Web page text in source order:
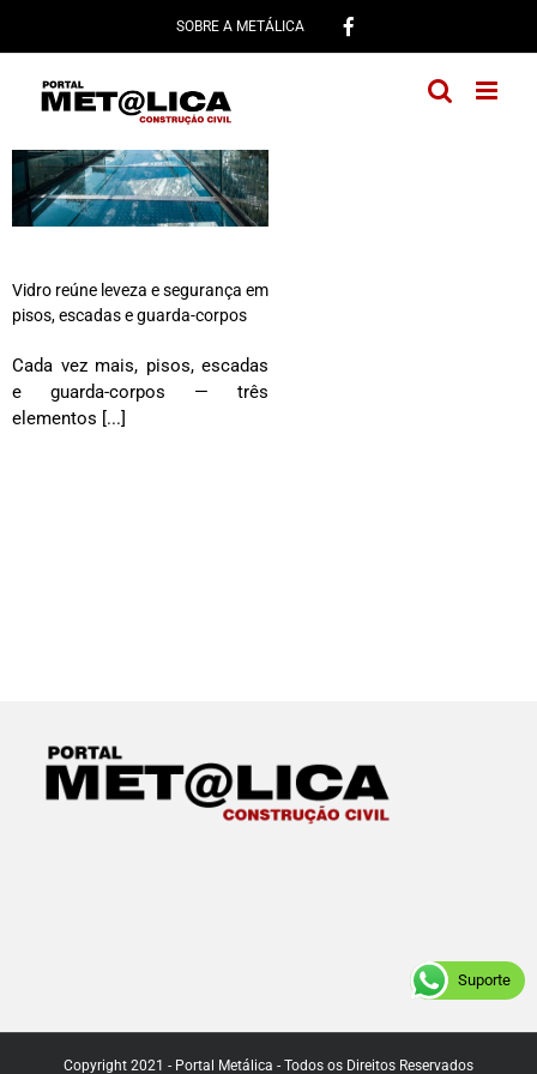
conteúdo
SOBRE A METÁLICA
Vidro reúne leveza e segurança em
pisos, escadas e guarda-corpos
Cada vez mais, pisos, escadas
e guarda-corpos — três
elementos [...]
Copyright 2021 - Portal Metálica - Todos os Direitos Reservados
Suporte